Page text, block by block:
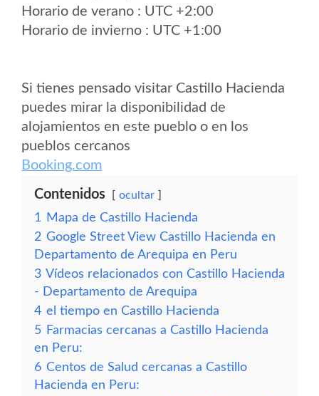
Horario de verano : UTC +2:00
Horario de invierno : UTC +1:00
Si tienes pensado visitar Castillo Hacienda
puedes mirar la disponibilidad de
alojamientos en este pueblo o en los
pueblos cercanos
Booking.com
Contenidos ocultar
1
Mapa de Castillo Hacienda
2 Google Street View Castillo Hacienda en
Departamento de Arequipa en Peru
3 Vídeos relacionados con Castillo Hacienda
- Departamento de Arequipa
4 el tiempo en Castillo Hacienda
5 Farmacias cercanas a Castillo Hacienda
en Peru:
6 Centos de Salud cercanas a Castillo
Hacienda en Peru: